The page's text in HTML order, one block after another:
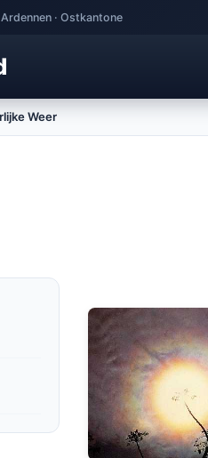
· Ostkantone
Weer